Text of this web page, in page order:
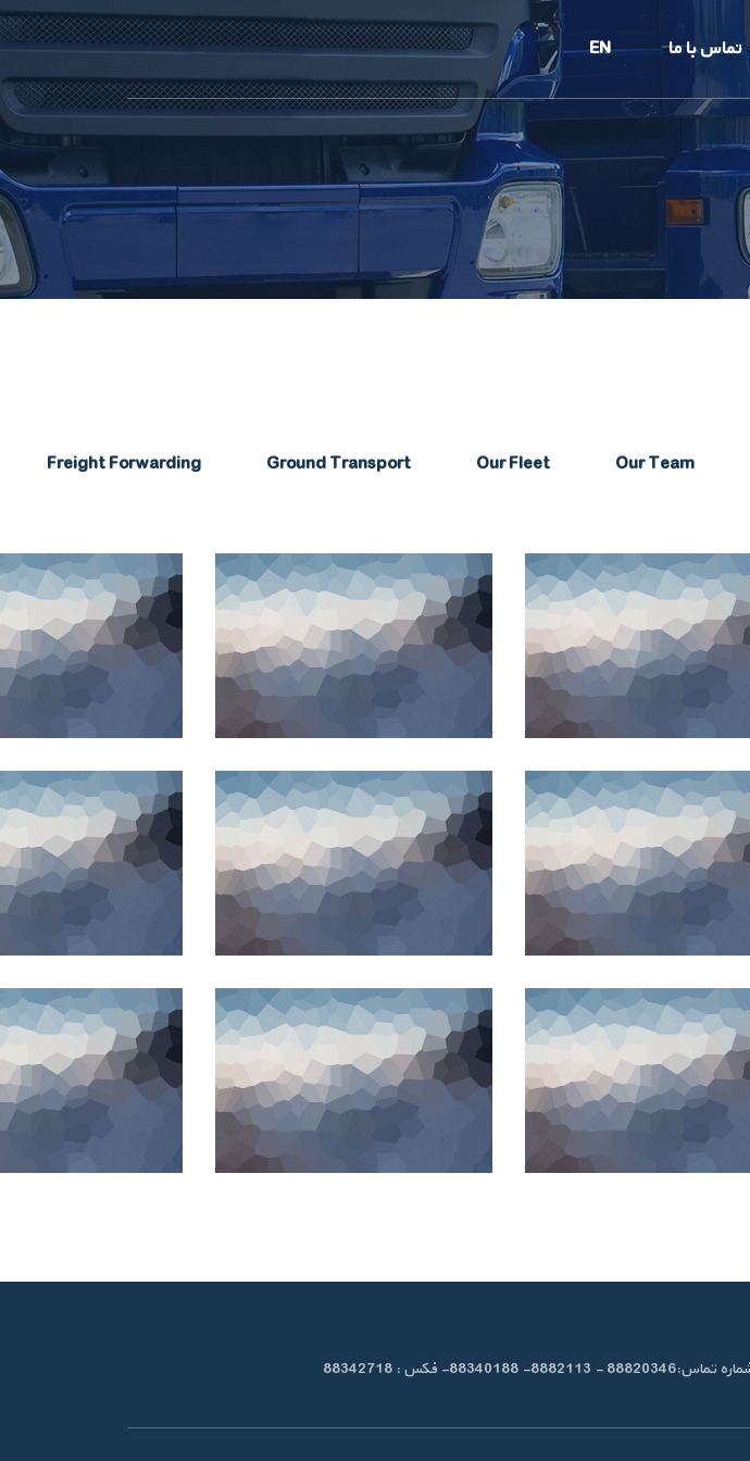
تماس با ما EN
Freight Forwarding Ground Transport Our Fleet Our Team